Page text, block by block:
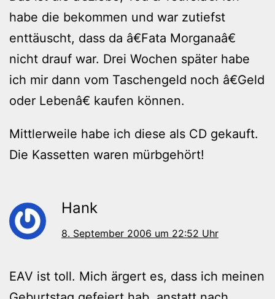
habe die bekommen und war zutiefst
enttäuscht, dass da â€Fata Morganaâ€
nicht drauf war. Drei Wochen später habe
ich mir dann vom Taschengeld noch â€Geld
oder Lebenâ€ kaufen können.
Mittlerweile habe ich diese als CD gekauft.
Die Kassetten waren mürbgehört!
Hank
8. September 2006 um 22:52 Uhr
EAV ist toll. Mich ärgert es, dass ich meinen